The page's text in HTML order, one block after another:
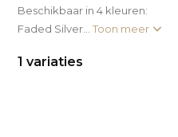
Beschikbaar in 4 kleuren:
Faded Silver...Toon meer
1 variaties